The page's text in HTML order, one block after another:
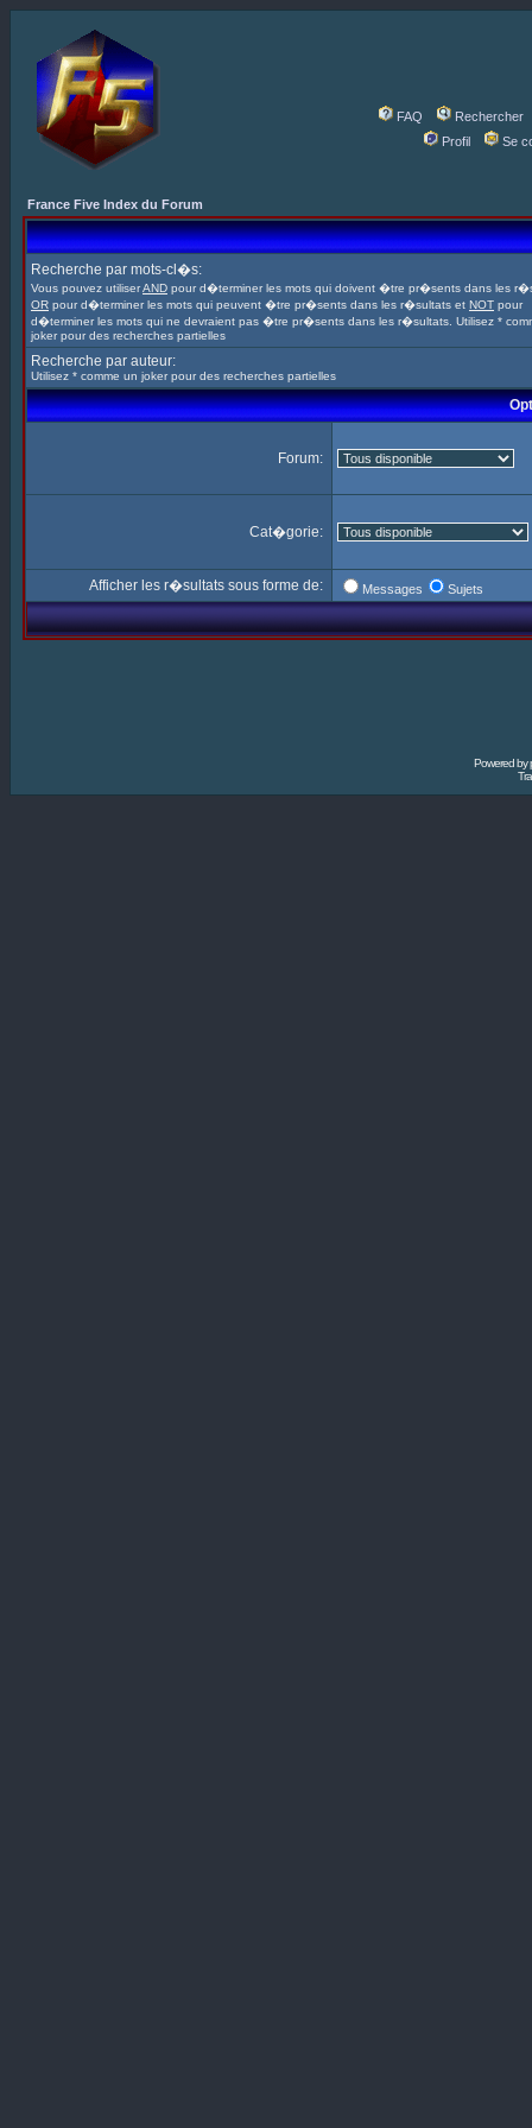
FAQ
Rechercher
Profil
Se
France Five Index du Forum
Recherche par mots-cl�s:
Vous pouvez utiliserAND pour d�terminer les mots qui doivent �tre pr�sents dans les
OR pour d�terminer les mots qui peuvent �tre pr�sents dans les r�sultats et NOT pour
d�terminer les mots qui ne devraient pas �tre pr�sents dans les r�sultats. Utilisez *
joker pour des recherches partielles
Recherche par auteur:
Utilisez * comme un joker pour des recherches partielles
Forum:
Cat�gorie:
Afficher les r�sultats sous forme de: Messages Sujets
Powered by